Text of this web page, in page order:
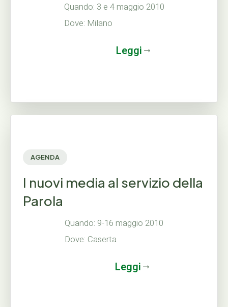
Quando: 3 e 4 maggio 2010
Dove: Milano
Leggi
AGENDA
I nuovi media al servizio della
Parola
Quando: 9-16 maggio 2010
Dove: Caserta
Leggi